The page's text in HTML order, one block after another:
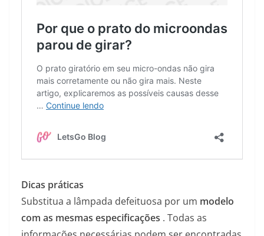
Dicas práticas
Substitua a lâmpada defeituosa por um modelo
com as mesmas especificações . Todas as